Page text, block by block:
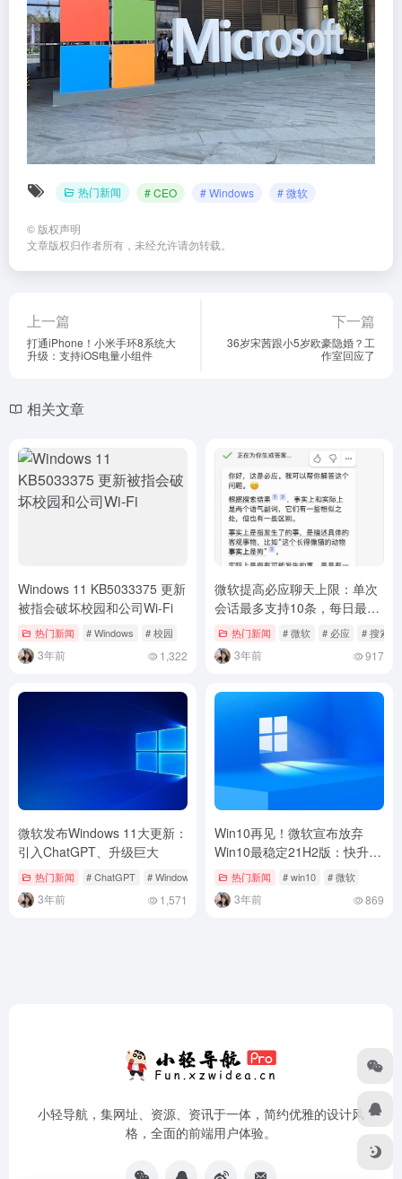
热门新闻 # CEO # Windows # 微软
© 版权声明
文章版权归作者所有，未经允许请勿转载。
上一篇
打通iPhone！小米手环8系统大
升级：支持iOS电量小组件
下一篇
36岁宋茜跟小5岁欧豪隐婚？工
作室回应了
相关文章
Windows 11 KB5033375 更新
被指会破坏校园和公司Wi-Fi
热门新闻 # Windows # 校园
3年前 1,322
微软提高必应聊天上限：单次
会话最多支持10条，每日最高
120条
热门新闻 # 微软 # 必应 # 搜索
3年前 917
微软发布Windows 11大更新：
引入ChatGPT、升级巨大
热门新闻 # ChatGPT # Windows # 升级
3年前 1,571
Win10再见！微软宣布放弃
Win10最稳定21H2版：快升级
Win11
热门新闻 # win10 # 微软
3年前 869
小轻导航，集网址、资源、资讯于一体，简约优雅的设计风
格，全面的前端用户体验。